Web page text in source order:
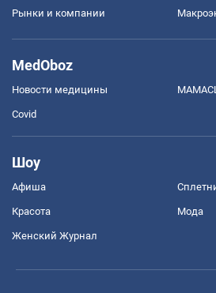
Рынки и компании
MedOboz
Новости медицины
Covid
Шоу
Афиша
Красота Мода
Женский Журнал